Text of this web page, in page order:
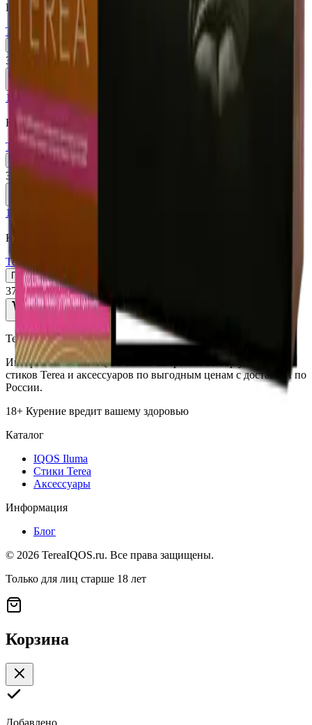
Казахстан (KZ)
Terea Zing Wave KZ
Пачка
370 ₽
18+
Казахстан (KZ)
Terea Purple Wave KZ
Блок×10
370 ₽
18+
Казахстан (KZ)
Terea Amber KZ
Пачка Блок×10
370 ₽
В корзину
TereaIQOS.ru
Интернет-магазин IQOS Iluma. Широкий выбор устройств,
стиков Terea и аксессуаров по выгодным ценам с доставкой по
России.
18+ Курение вредит вашему здоровью
Каталог
IQOS Iluma
Стики Terea
Аксессуары
Информация
Блог
© 2026 TereaIQOS.ru. Все права защищены.
Только для лиц старше 18 лет
Корзина
Добавлено